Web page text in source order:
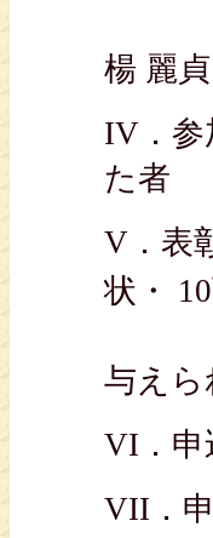
青柳
楊 麗
IV．参
た者
V．表
状・
なお
与えら
VI．申
VII．